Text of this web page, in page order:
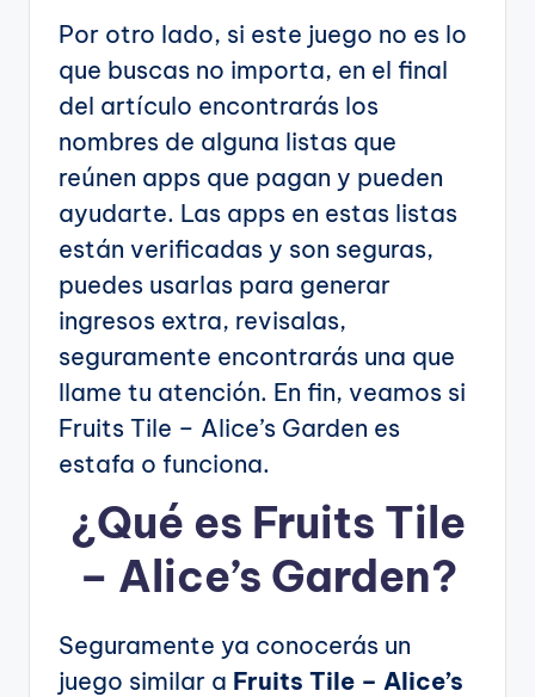
Por otro lado, si este juego no es lo
que buscas no importa, en el final
del artículo encontrarás los
nombres de alguna listas que
reúnen apps que pagan y pueden
ayudarte. Las apps en estas listas
están verificadas y son seguras,
puedes usarlas para generar
ingresos extra, revisalas,
seguramente encontrarás una que
llame tu atención. En fin, veamos si
Fruits Tile – Alice’s Garden es
estafa o funciona.
¿Qué es Fruits Tile
– Alice’s Garden?
Seguramente ya conocerás un
juego similar a Fruits Tile – Alice’s